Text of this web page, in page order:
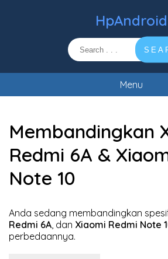
HpAndroid
Menu
Membandingkan
Redmi 6A &
Note 10
Anda sedang membandingkan
Redmi 6A, dan Xiaomi Redmi Note
perbedaannya.